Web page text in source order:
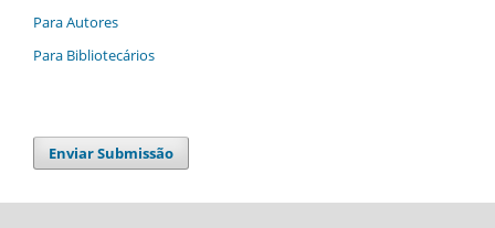
Para Autores
Para Bibliotecários
Enviar Submissão